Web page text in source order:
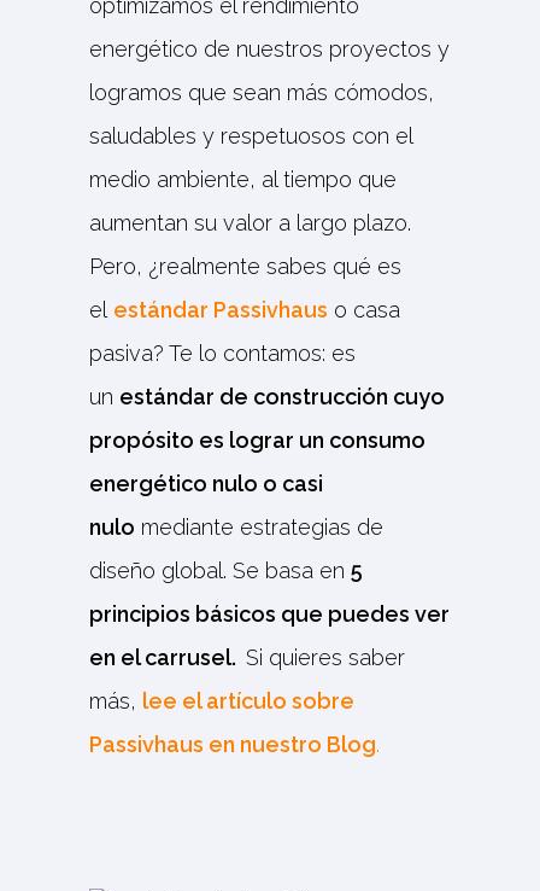
energético de nuestros proyectos y
logramos que sean más cómodos,
saludables y respetuosos con el
medio ambiente, al tiempo que
aumentan su valor a largo plazo.
Pero, ¿realmente sabes qué es
el estándar Passivhaus o casa
pasiva? Te lo contamos: es
un estándar de construcción cuyo
propósito es lograr un consumo
energético nulo o casi
nulo mediante estrategias de
diseño global. Se basa en 5
principios básicos que puedes ver
en el carrusel. Si quieres saber
más, lee el artículo sobre
Passivhaus en nuestro Blog.